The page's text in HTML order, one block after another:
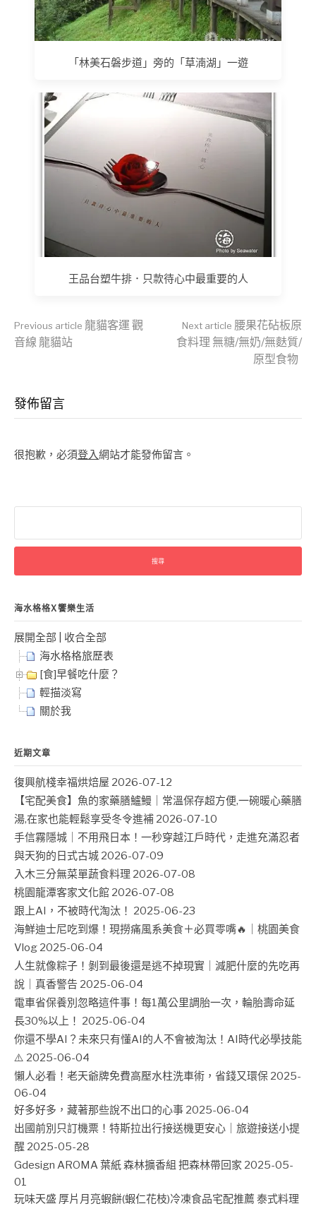
「林美石磐步道」旁的「草湳湖」一遊
王品台塑牛排．只款待心中最重要的人
Continue
Previous article 龍貓客運 觀
音線 龍貓站
Next article 腰果花砧板原
食料理 無糖/無奶/無麩質/
原型食物
發佈留言
很抱歉，必須登入網站才能發佈留言。
關
字:
海水格格X饗樂生活
展開全部
收合全部
海水格格旅歷表
[食]早餐吃什麼？
輕描淡寫
關於我
近期文章
復興航棧幸福烘焙屋 2026-07-12
【宅配美食】魚的家藥膳鱸鰻｜常溫保存超方便,一碗暖心藥膳
湯,在家也能輕鬆享受冬令進補 2026-07-10
手信霧隱城｜不用飛日本！一秒穿越江戶時代，走進充滿忍者
與天狗的日式古城 2026-07-09
入木三分無菜單蔬食料理 2026-07-08
桃園龍潭客家文化館 2026-07-08
跟上AI，不被時代淘汰！ 2025-06-23
海鮮迪士尼吃到爆！現撈痛風系美食＋必買零嘴🔥｜桃園美食
Vlog 2025-06-04
人生就像粽子！剝到最後還是逃不掉現實｜減肥什麼的先吃再
說｜真香警告 2025-06-04
電車省保養別忽略這件事！每1萬公里調胎一次，輪胎壽命延
長30%以上！ 2025-06-04
你還不學AI？未來只有懂AI的人不會被淘汰！AI時代必學技能
⚠️ 2025-06-04
懶人必看！老天爺牌免費高壓水柱洗車術，省錢又環保 2025-
06-04
好多好多，藏著那些說不出口的心事 2025-06-04
出國前別只訂機票！特斯拉出行接送機更安心｜旅遊接送小提
醒 2025-05-28
Gdesign AROMA 葉紙 森林擴香組 把森林帶回家 2025-05-
01
玩味天盛 厚片月亮蝦餅(蝦仁花枝)冷凍食品宅配推薦 泰式料理